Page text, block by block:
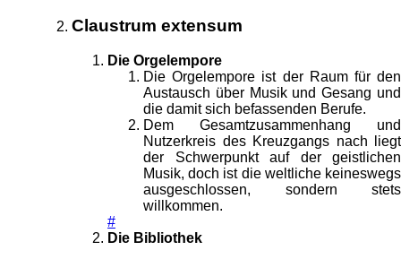
Claustrum extensum
Die Orgelempore
Die Orgelempore ist der Raum für den
Austausch über Musik und Gesang und
die damit sich befassenden Berufe.
Dem Gesamtzusammenhang und
Nutzerkreis des Kreuzgangs nach liegt
der Schwerpunkt auf der geistlichen
Musik, doch ist die weltliche keineswegs
ausgeschlossen, sondern stets
willkommen.
#
Die Bibliothek